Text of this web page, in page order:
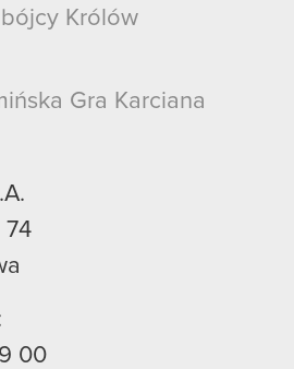
Królów
Gra Karciana
74
00